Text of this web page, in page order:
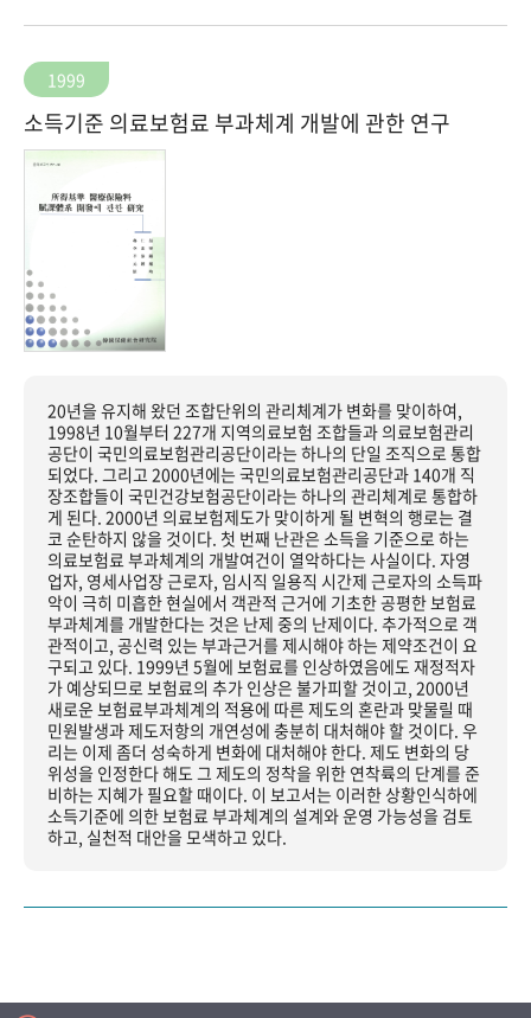
1999
소득기준 의료보험료 부과체계 개발에 관한 연구
20년을 유지해 왔던 조합단위의 관리체계가 변화를 맞이하여,
1998년 10월부터 227개 지역의료보험 조합들과 의료보험관리
공단이 국민의료보험관리공단이라는 하나의 단일 조직으로 통합
되었다. 그리고 2000년에는 국민의료보험관리공단과 140개 직
장조합들이 국민건강보험공단이라는 하나의 관리체계로 통합하
게 된다. 2000년 의료보험제도가 맞이하게 될 변혁의 행로는 결
코 순탄하지 않을 것이다. 첫 번째 난관은 소득을 기준으로 하는
의료보험료 부과체계의 개발여건이 열악하다는 사실이다. 자영
업자, 영세사업장 근로자, 임시직 일용직 시간제 근로자의 소득파
악이 극히 미흡한 현실에서 객관적 근거에 기초한 공평한 보험료
부과체계를 개발한다는 것은 난제 중의 난제이다. 추가적으로 객
관적이고, 공신력 있는 부과근거를 제시해야 하는 제약조건이 요
구되고 있다. 1999년 5월에 보험료를 인상하였음에도 재정적자
가 예상되므로 보험료의 추가 인상은 불가피할 것이고, 2000년
새로운 보험료부과체계의 적용에 따른 제도의 혼란과 맞물릴 때
민원발생과 제도저항의 개연성에 충분히 대처해야 할 것이다. 우
리는 이제 좀더 성숙하게 변화에 대처해야 한다. 제도 변화의 당
위성을 인정한다 해도 그 제도의 정착을 위한 연착륙의 단계를 준
비하는 지혜가 필요할 때이다. 이 보고서는 이러한 상황인식하에
소득기준에 의한 보험료 부과체계의 설계와 운영 가능성을 검토
하고, 실천적 대안을 모색하고 있다.